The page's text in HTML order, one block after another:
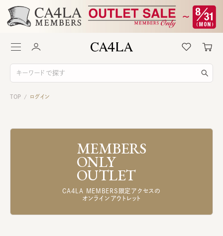
TOP / ログイン
MEMBERS
ONLY
OUTLET
CA4LA MEMBERS限定アクセスの
オンラインアウトレット